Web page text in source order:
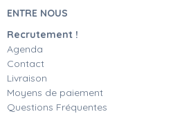
ENTRE NOUS
Recrutement !
Agenda
Contact
Livraison
Moyens de paiement
Questions Fréquentes